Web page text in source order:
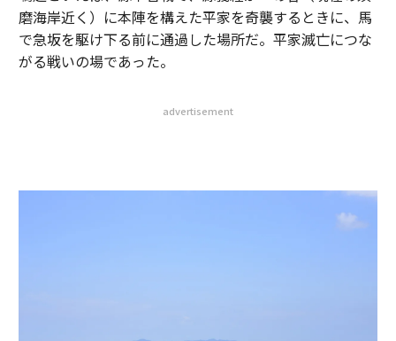
磨海岸近く）に本陣を構えた平家を奇襲するときに、馬
で急坂を駆け下る前に通過した場所だ。平家滅亡につな
がる戦いの場であった。
advertisement